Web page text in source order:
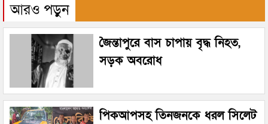
আরও পড়ুন
জৈন্তাপুরে বাস চাপায় বৃদ্ধ নিহত,
সড়ক অবরোধ
পিকআপসহ তিনজনকে ধরল সিলেট